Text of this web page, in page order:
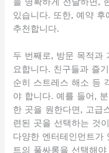
있습니다. 또한, 예약
추천합니다.
두 번째로, 방문 목적과
요합니다. 친구들과 즐
순히 스트레스 해소 등
야 합니다. 예를 들어,
한 곳을 원한다면, 고급
련된 곳을 선택하는 것
다양한 엔터테인먼트가
트의 풀싸롱을 선택해야